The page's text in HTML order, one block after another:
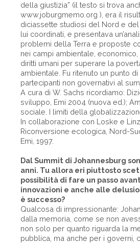
della giustizia” (il testo si trova
www.joburgmemo.org ), era il
diciassette studiosi del Nord e
lui coordinati, e presentava
problemi della Terra e proposte
nei campi ambientale,
diritti umani per superare la
ambientale. Fu ritenuto un punto
partecipanti non governativi al
A cura di W. Sachs ricordiamo:
sviluppo, Emi 2004 (nuova ed.);
sociale. I limiti della
In collaborazione con Loske e
Riconversione ecologica, Nord-
Emi, 1997.
Dal Summit di Johannesburg
anni. Tu allora eri piuttosto
possibilità di fare un passo
innovazioni e anche alle
è successo?
Qualcosa di impressionante:
dalla memoria, come se non
non solo per quanto riguarda la
pubblica, ma anche per i governi,